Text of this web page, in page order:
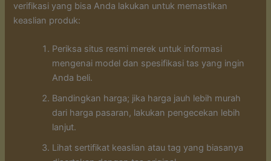
verifikasi yang bisa Anda lakukan untuk memastikan
keaslian produk:
Periksa situs resmi merek untuk informasi
mengenai model dan spesifikasi tas yang ingin
Anda beli.
Bandingkan harga; jika harga jauh lebih murah
dari harga pasaran, lakukan pengecekan lebih
lanjut.
Lihat sertifikat keaslian atau tag yang biasanya